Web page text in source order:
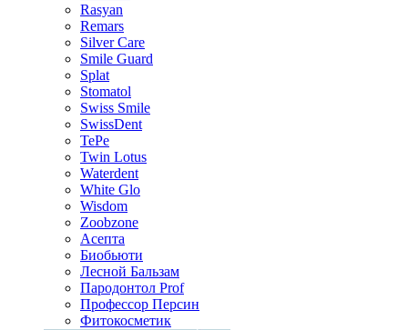
Rasyan
Remars
Silver Care
Smile Guard
Splat
Stomatol
Swiss Smile
SwissDent
TePe
Twin Lotus
Waterdent
White Glo
Wisdom
Zoobzone
Асепта
Биобьюти
Лесной Бальзам
Пародонтол Prof
Профессор Персин
Фитокосметик